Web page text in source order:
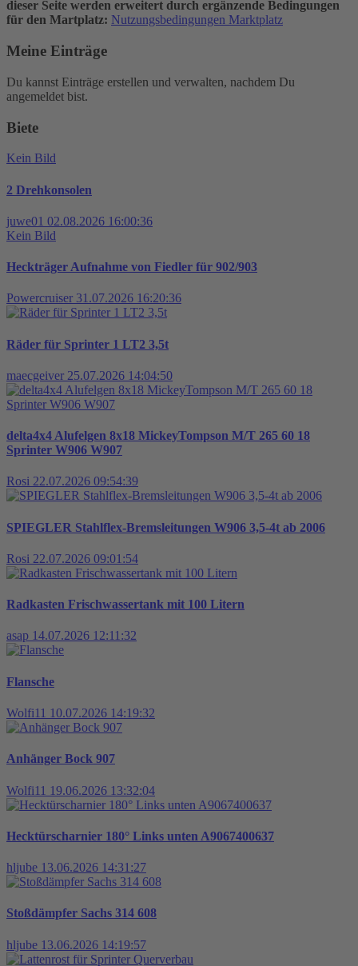
dieser Seite werden erweitert durch ergänzende Bedingungen
für den Martplatz: Nutzungsbedingungen Marktplatz
Meine Einträge
Du kannst Einträge erstellen und verwalten, nachdem Du
angemeldet bist.
Biete
Kein Bild
2 Drehkonsolen
juwe01 02.08.2026 16:00:36
Kein Bild
Heckträger Aufnahme von Fiedler für 902/903
Powercruiser 31.07.2026 16:20:36
Räder für Sprinter 1 LT2 3,5t
maecgeiver 25.07.2026 14:04:50
delta4x4 Alufelgen 8x18 MickeyTompson M/T 265 60 18
Sprinter W906 W907
Rosi 22.07.2026 09:54:39
SPIEGLER Stahlflex-Bremsleitungen W906 3,5-4t ab 2006
Rosi 22.07.2026 09:01:54
Radkasten Frischwassertank mit 100 Litern
asap 14.07.2026 12:11:32
Flansche
Wolfi11 10.07.2026 14:19:32
Anhänger Bock 907
Wolfi11 19.06.2026 13:32:04
Hecktürscharnier 180° Links unten A9067400637
hljube 13.06.2026 14:31:27
Stoßdämpfer Sachs 314 608
hljube 13.06.2026 14:19:57